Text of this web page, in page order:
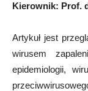
Kierownik: Prof.
Artykuł jest
wirusem
epidemiologii,